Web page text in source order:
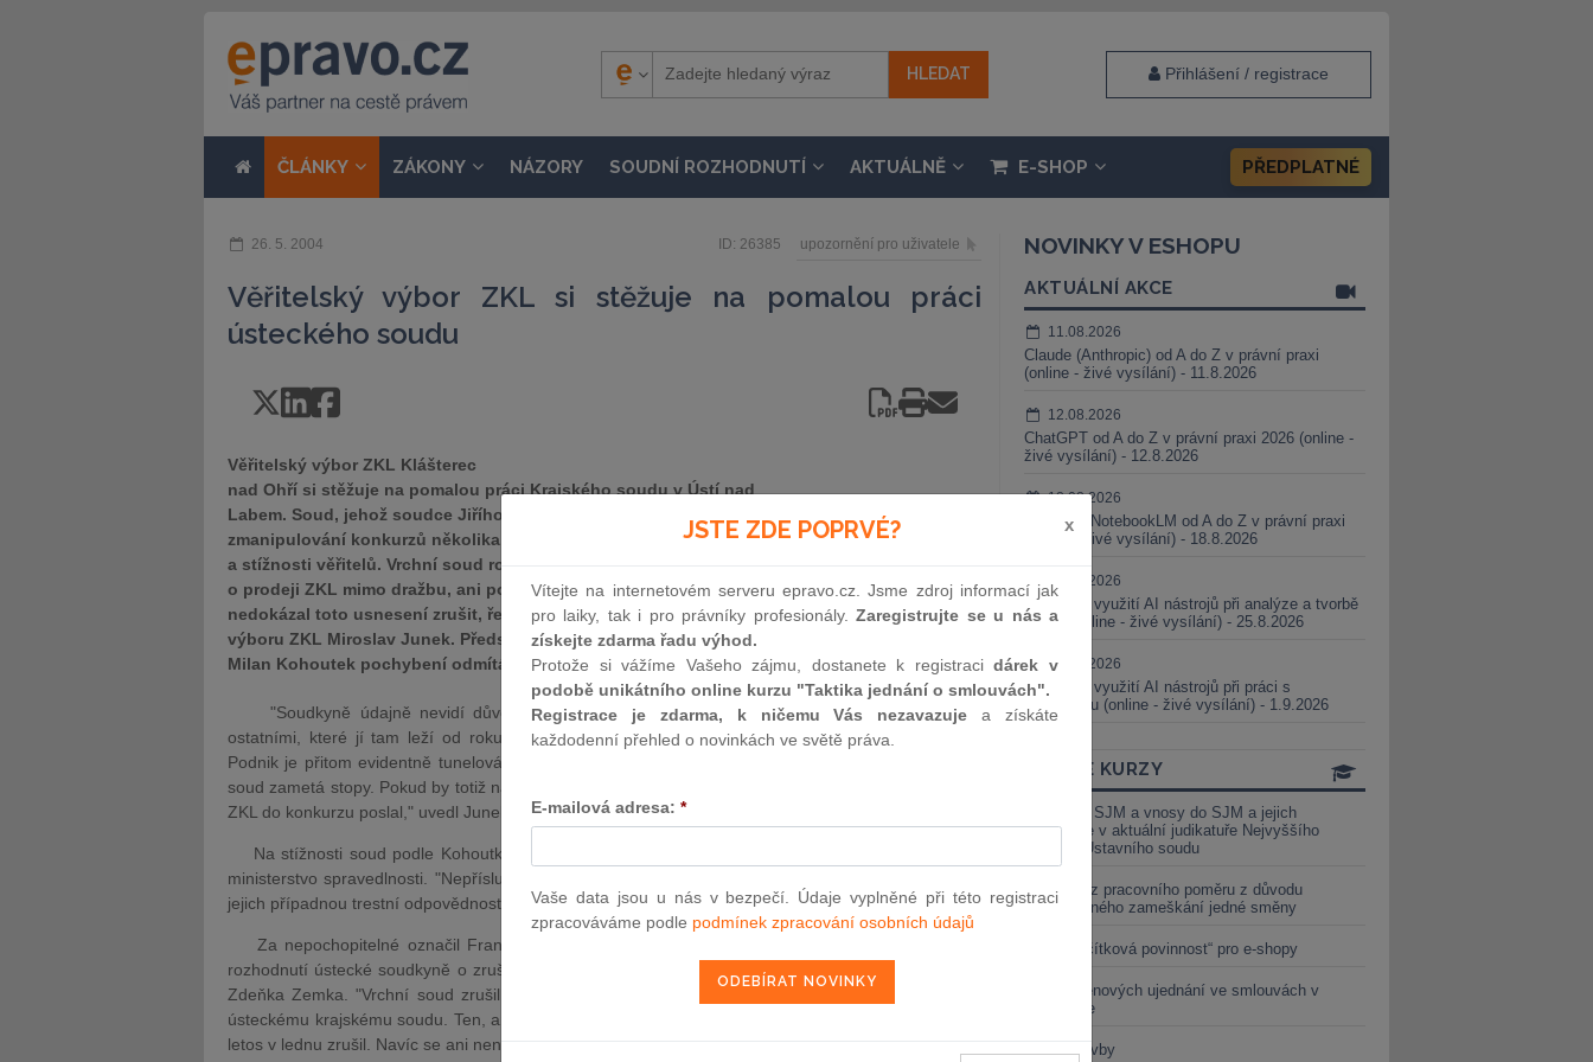
Přihlášení / registrace
ČLÁNKY ZÁKONY NÁZORY SOUDNÍ ROZHODNUTÍ AKTUÁLNĚ E-SHOP PŘEDPLATNÉ
26. 5. 2004 ID: 26385 upozornění pro uživatele
Věřitelský výbor ZKL si stěžuje na pomalou práci
ústeckého soudu
Věřitelský výbor ZKL Klášterec
nad Ohří si stěžuje na pomalou práci Krajského soudu v Ústí nad
Labem. Soud, jehož soudce Jiřího Berku policie stíhá kvůli
zmanipulování konkurzů několika podniků, prý nereaguje na podněty
a stížnosti věřitelů. Vrchní soud rozhodl o neplatnosti usnesení
o prodeji ZKL mimo dražbu, ani po sedmi měsících ale krajský soud
nedokázal toto usnesení zrušit, řekl ČTK předseda věřitelského
výboru ZKL Miroslav Junek. Předseda ústeckého krajského soudu
Milan Kohoutek pochybení odmítá.
"Soudkyně údajně nevidí důvod, proč upřednostnit náš požadavek vylučovací žaloby před
ostatními, které jí tam leží od roku 1999. Neuspěli jsme ani s návrhem na předběžné opatření.
Podnik je přitom evidentně tunelován, což jsme i doložili důkazy. Působí to na nás tak, že ústecký
soud zametá stopy. Pokud by totiž na náš návrh přistoupil, přiznal by pochybení soudce Berky, který
ZKL do konkurzu poslal," uvedl Junek.
Na stížnosti soud podle Kohoutka odpověděl vždy v termínu, s jeho vyjádřením se ztotožňuje i
ministerstvo spravedlnosti. "Nepřísluší mi hodnotit rozhodnutí soudců. Nemohu tedy posuzovat ani
jejich případnou trestní odpovědnost, na to má příslušný aparát policie," uvedl Kohoutek.
Za nepochopitelné označil František Malý, který řídil v době konkurzu Železárny Chomutov, i
rozhodnutí ústecké soudkyně o zrušení konkurzu na majetek železáren v držení holdingu Z-Group
Zdeňka Zemka. "Vrchní soud zrušil konkurz v červenci 2002 pro procesní pochybení a vrátil věc
ústeckému krajskému soudu. Ten, aniž podle mě pominuly důvody nucené správy podniku, konkurz
letos v lednu zrušil. Navíc se ani nenamáhal vyrozumět o tom věřitele," doplnil.
NOVINKY V ESHOPU
AKTUÁLNÍ AKCE
11.08.2026
Claude (Anthropic) od A do Z v právní praxi
(online - živé vysílání) - 11.8.2026
12.08.2026
ChatGPT od A do Z v právní praxi 2026 (online -
živé vysílání) - 12.8.2026
18.08.2026
Gemini a NotebookLM od A do Z v právní praxi
(online - živé vysílání) - 18.8.2026
25.08.2026
Praktické využití AI nástrojů při analýze a tvorbě
smluv (online - živé vysílání) - 25.8.2026
01.09.2026
Praktické využití AI nástrojů při práci s
judikaturou (online - živé vysílání) - 1.9.2026
ONLINE KURZY
Vnosy ze SJM a vnosy do SJM a jejich
valorizace v aktuální judikatuře Nejvyššího
soudu a Ústavního soudu
Výpověď z pracovního poměru z důvodu
neomluveného zameškání jedné směny
Nová „tlačítková povinnost“ pro e-shopy
Změna cenových ujednání ve smlouvách v
energetice
Černé stavby
JSTE ZDE POPRVÉ? x
Vítejte na internetovém serveru epravo.cz. Jsme zdroj informací jak
pro laiky, tak i pro právníky profesionály.Zaregistrujte se u nás a
získejte zdarma řadu výhod.
Protože si vážíme Vašeho zájmu, dostanete k registracidárek v
podobě unikátního online kurzu "Taktika jednání o smlouvách".
Registrace je zdarma, k ničemu Vás nezavazuje a získáte
každodenní přehled o novinkách ve světě práva.
E-mailová adresa: *
Vaše data jsou u nás v bezpečí. Údaje vyplněné při této registraci
zpracováváme podle podmínek zpracování osobních údajů